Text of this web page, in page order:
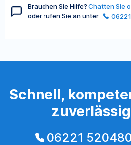
Brauchen Sie Hilfe? Chatten Sie
oder rufen Sie an unter
Schnell,
zuverlässig
06221